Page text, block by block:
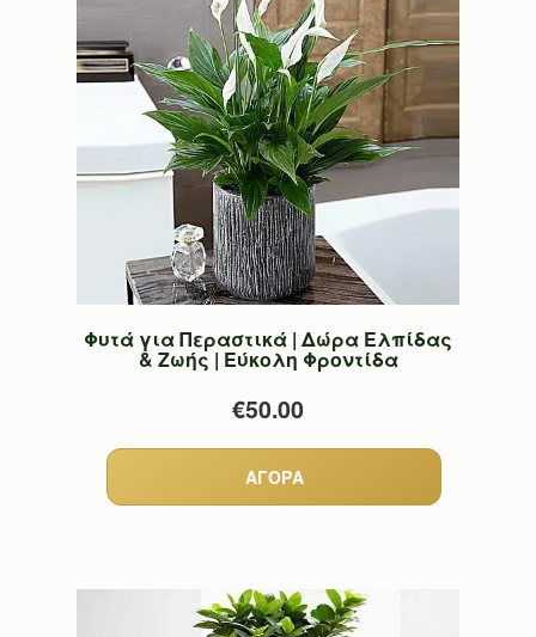
Φυτά για Περαστικά | Δώρα Ελπίδας
& Ζωής | Εύκολη Φροντίδα
€50.00